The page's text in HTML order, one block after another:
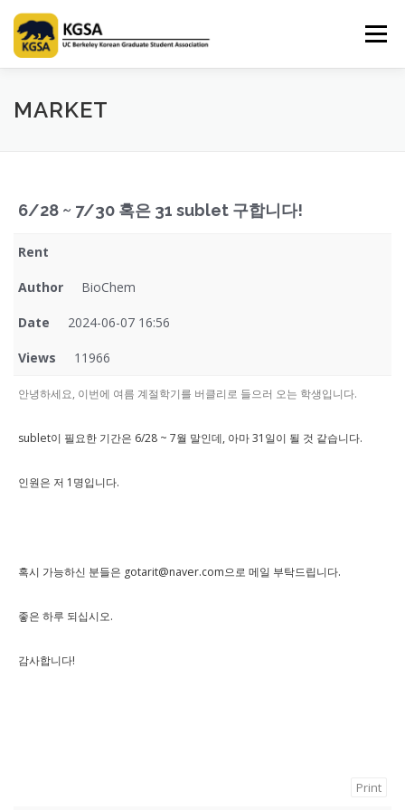
content
Menu
HOME ABOUT US
MARKET
6/28 ~ 7/30 혹은 31 sublet 구합니다!
Rent
Author BioChem
Date 2024-06-07 16:56
Views 11966
안녕하세요, 이번에 여름 계절학기를 버클리로 들으러 오는 학생입니다.
sublet이 필요한 기간은 6/28 ~ 7월 말인데, 아마 31일이 될 것 같습니다.
인원은 저 1명입니다.
혹시 가능하신 분들은 gotarit@naver.com으로 메일 부탁드립니다.
좋은 하루 되십시오.
감사합니다!
Print